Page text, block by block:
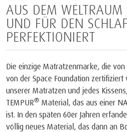
AUS DEM WELTRAUM
UND FÜR DEN SCHLAF
PERFEKTIONIERT
Die einzige Matratzenmarke, die von
von der Space Foundation zertifiziert
unserer Matratzen und jedes
TEMPUR® Material, das aus einer
ist. In den späten 60er Jahren
völlig neues Material, das dann an